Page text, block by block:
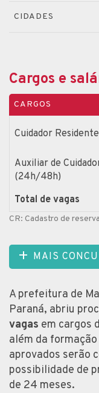
CIDADES
Cargos e
CARGOS
Cuidador
Auxiliar de
(24h/48h)
Total de vagas
CR: Cadastro de reserva
MAIS
A prefeitura de
Paraná, abriu
vagas em cargos
além da
aprovados serão
possibilidade de
de 24 meses.